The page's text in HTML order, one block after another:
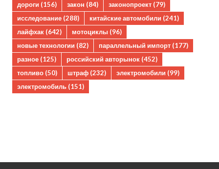
дороги (156) закон (84) законопроект (79)
исследование (288) китайские автомобили (241)
лайфхак (642) мотоциклы (96)
новые технологии (82) параллельный импорт (177)
разное (125) российский авторынок (452)
топливо (50) штраф (232) электромобили (99)
электромобиль (151)